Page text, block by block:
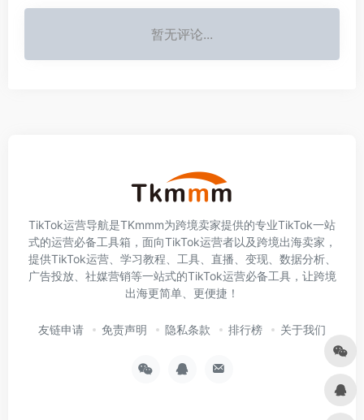
暂无评论...
TikTok运营导航是TKmmm为跨境卖家提供的专业TikTok一站
式的运营必备工具箱，面向TikTok运营者以及跨境出海卖家，
提供TikTok运营、学习教程、工具、直播、变现、数据分析、
广告投放、社媒营销等一站式的TikTok运营必备工具，让跨境
出海更简单、更便捷！
友链申请 免责声明 隐私条款 排行榜 关于我们